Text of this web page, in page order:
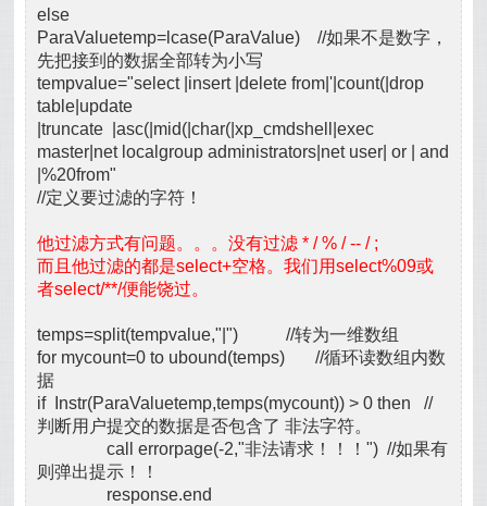
else
ParaValuetemp=lcase(ParaValue) //如果不是数字，
先把接到的数据全部转为小写
tempvalue="select |insert |delete from|'|count(|drop
table|update
|truncate |asc(|mid(|char(|xp_cmdshell|exec
master|net localgroup administrators|net user| or | and
|%20from"
//定义要过滤的字符！
他过滤方式有问题。。。没有过滤 * / % / -- / ;
而且他过滤的都是select+空格。我们用select%09或
者select/**/便能饶过。
temps=split(tempvalue,"|") //转为一维数组
for mycount=0 to ubound(temps) //循环读数组内数
据
if Instr(ParaValuetemp,temps(mycount)) > 0 then //
判断用户提交的数据是否包含了 非法字符。
call errorpage(-2,"非法请求！！！") //如果有
则弹出提示！！
response.end